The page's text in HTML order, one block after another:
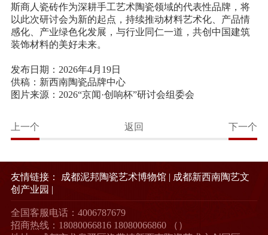
斯商人瓷砖作为深耕手工艺术陶瓷领域的代表性品牌，将
以此次研讨会为新的起点，持续推动材料艺术化、产品情
感化、产业绿色化发展，与行业同仁一道，共创中国建筑
装饰材料的美好未来。
发布日期：2026年4月19日
供稿：新西南陶瓷品牌中心
图片来源：2026“京闻·创响杯”研讨会组委会
上一个 下一个
返回
友情链接： 成都泥邦陶瓷艺术博物馆| 成都新西南陶艺文
创产业园 |
全国客服电话：4006787679
招商热线：18080066816 18080066860 （）